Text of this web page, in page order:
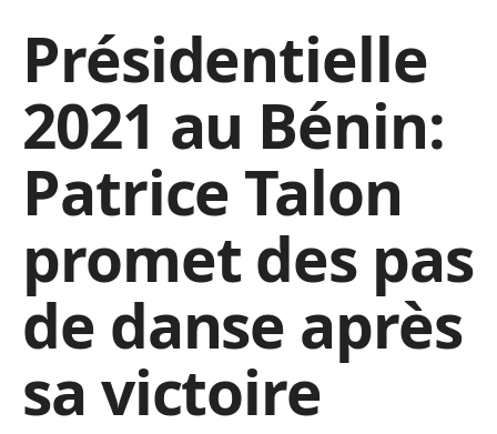
Présidentielle
2021 au Bénin:
Patrice Talon
promet des pas
de danse après
sa victoire